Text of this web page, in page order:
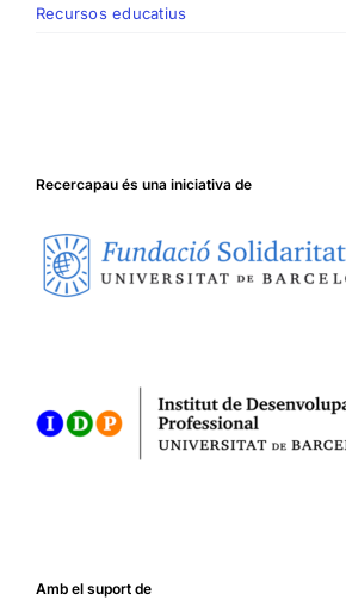
Recursos educatius
Recercapau és una iniciativa de
Amb el suport de